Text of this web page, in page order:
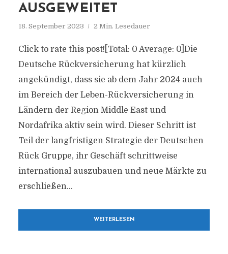
AUSGEWEITET
18. September 2023 2 Min. Lesedauer
Click to rate this post![Total: 0 Average: 0]Die
Deutsche Rückversicherung hat kürzlich
angekündigt, dass sie ab dem Jahr 2024 auch
im Bereich der Leben-Rückversicherung in
Ländern der Region Middle East und
Nordafrika aktiv sein wird. Dieser Schritt ist
Teil der langfristigen Strategie der Deutschen
Rück Gruppe, ihr Geschäft schrittweise
international auszubauen und neue Märkte zu
erschließen...
WEITERLESEN